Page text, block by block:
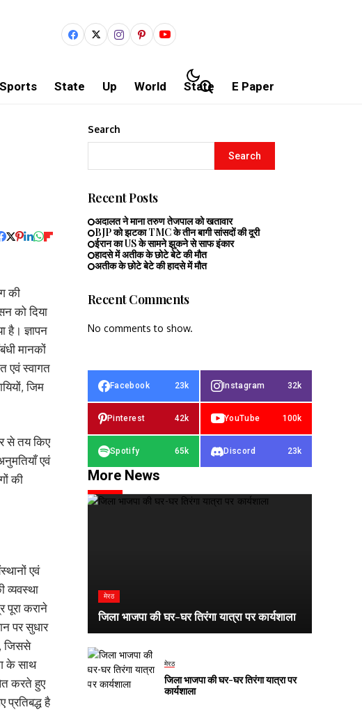
Sports State Up World State E Paper
की
को दिया
है। ज्ञापन
मानकों
एवं स्वागत
जिम
से तय किए
एवं
की
एवं
व्यवस्था
कराने
पर सुधार
जिससे
के साथ
करते हुए
है
Search
Search
Recent Posts
अदालत ने माना तरुण तेजपाल को खतावार
BJP को झटका TMC के तीन बागी सांसदों की दूरी
ईरान का US के सामने झुकने से साफ इंकार
हादसे में अतीक के छोटे बेटे की मौत
अतीक के छोटे बेटे की हादसे में मौत
Recent Comments
No comments to show.
Facebook 23k Instagram 32k
Pinterest 42k YouTube 100k
Spotify 65k Discord 23k
More News
मेरठ
जिला भाजपा की घर-घर तिरंगा यात्रा पर कार्यशाला
मेरठ
जिला भाजपा की घर-घर तिरंगा यात्रा पर
कार्यशाला